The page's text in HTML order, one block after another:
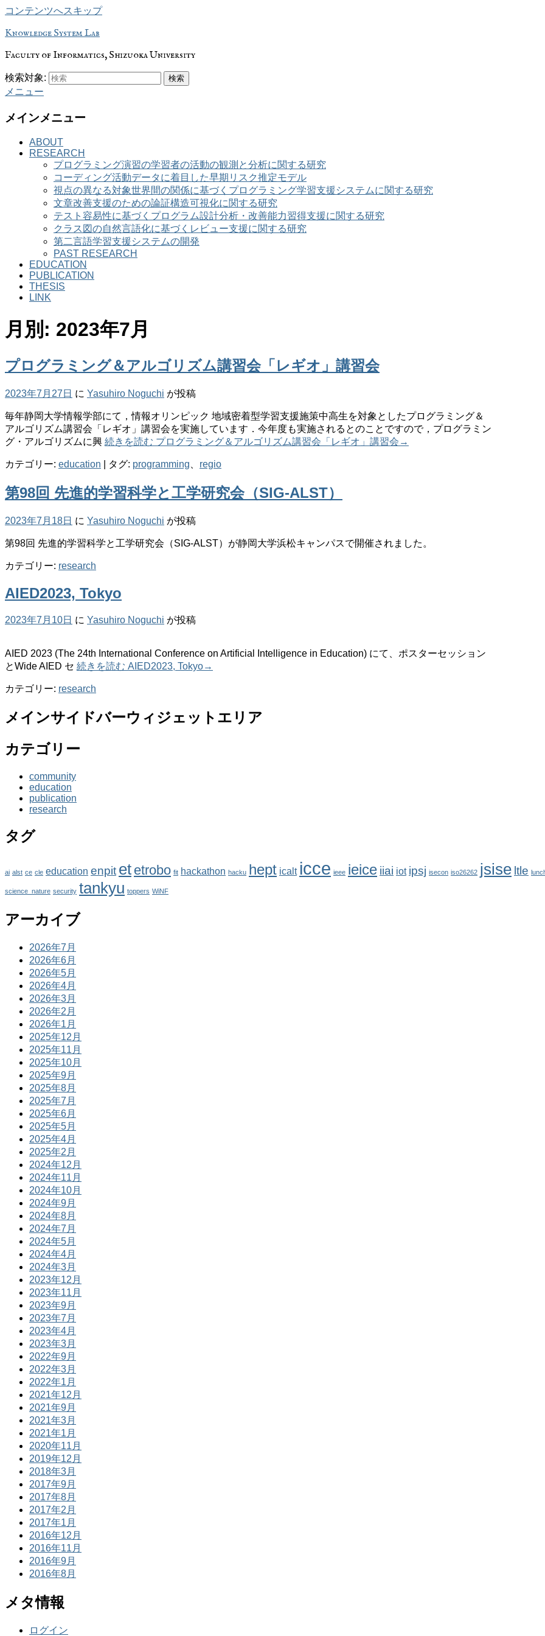
コンテンツへスキップ
Knowledge System Lab
Faculty of Informatics, Shizuoka University
検索対象: 検索
メニュー
メインメニュー
ABOUT
RESEARCH
プログラミング演習の学習者の活動の観測と分析に関する研究
コーディング活動データに着目した早期リスク推定モデル
視点の異なる対象世界間の関係に基づくプログラミング学習支援システムに関する研究
文章改善支援のための論証構造可視化に関する研究
テスト容易性に基づくプログラム設計分析・改善能力習得支援に関する研究
クラス図の自然言語化に基づくレビュー支援に関する研究
第二言語学習支援システムの開発
PAST RESEARCH
EDUCATION
PUBLICATION
THESIS
LINK
月別: 2023年7月
プログラミング＆アルゴリズム講習会「レギオ」講習会
2023年7月27日 に Yasuhiro Noguchi が投稿
毎年静岡大学情報学部にて，情報オリンピック 地域密着型学習支援施策中高生を対象としたプログラミング＆
アルゴリズム講習会「レギオ」講習会を実施しています．今年度も実施されるとのことですので，プログラミン
グ・アルゴリズムに興 続きを読む プログラミング＆アルゴリズム講習会「レギオ」講習会 →
カテゴリー: education タグ: programming regio
第98回 先進的学習科学と工学研究会（SIG-ALST）
2023年7月18日 に Yasuhiro Noguchi が投稿
第98回 先進的学習科学と工学研究会（SIG-ALST）が静岡大学浜松キャンパスで開催されました。
カテゴリー: research
AIED2023, Tokyo
2023年7月10日 に Yasuhiro Noguchi が投稿
AIED 2023 (The 24th International Conference on Artificial Intelligence in Education) にて、ポスターセッション
とWide AIED セ 続きを読む AIED2023, Tokyo→
カテゴリー: research
メインサイドバーウィジェットエリア
カテゴリー
community
education
publication
research
タグ
ai alst ce cle education enpit et etrobo fit hackathon hacku hept icalt icce ieee ieice iiai iot ipsj isecon iso26262 jsise ltle
science_nature security tankyu toppers WiNF
アーカイブ
2026年7月
2026年6月
2026年5月
2026年4月
2026年3月
2026年2月
2026年1月
2025年12月
2025年11月
2025年10月
2025年9月
2025年8月
2025年7月
2025年6月
2025年5月
2025年4月
2025年2月
2024年12月
2024年11月
2024年10月
2024年9月
2024年8月
2024年7月
2024年5月
2024年4月
2024年3月
2023年12月
2023年11月
2023年9月
2023年7月
2023年4月
2023年3月
2022年9月
2022年3月
2022年1月
2021年12月
2021年9月
2021年3月
2021年1月
2020年11月
2019年12月
2018年3月
2017年9月
2017年8月
2017年2月
2017年1月
2016年12月
2016年11月
2016年9月
2016年8月
メタ情報
ログイン